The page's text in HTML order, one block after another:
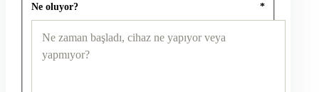
Ne oluyor? *